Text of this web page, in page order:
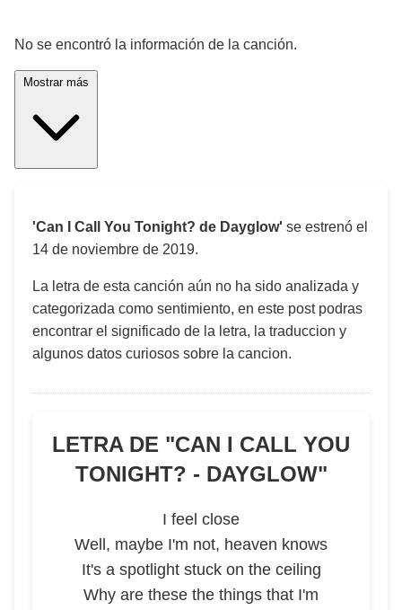
No se encontró la información de la canción.
'Can I Call You Tonight? de Dayglow' se estrenó el
14 de noviembre de 2019.
La letra de esta canción aún no ha sido analizada y
categorizada como sentimiento, en este post podras
encontrar el significado de la letra, la traduccion y
algunos datos curiosos sobre la cancion.
LETRA DE "CAN I CALL YOU
TONIGHT? - DAYGLOW"
I feel close
Well, maybe I'm not, heaven knows
It's a spotlight stuck on the ceiling
Why are these the things that I'm